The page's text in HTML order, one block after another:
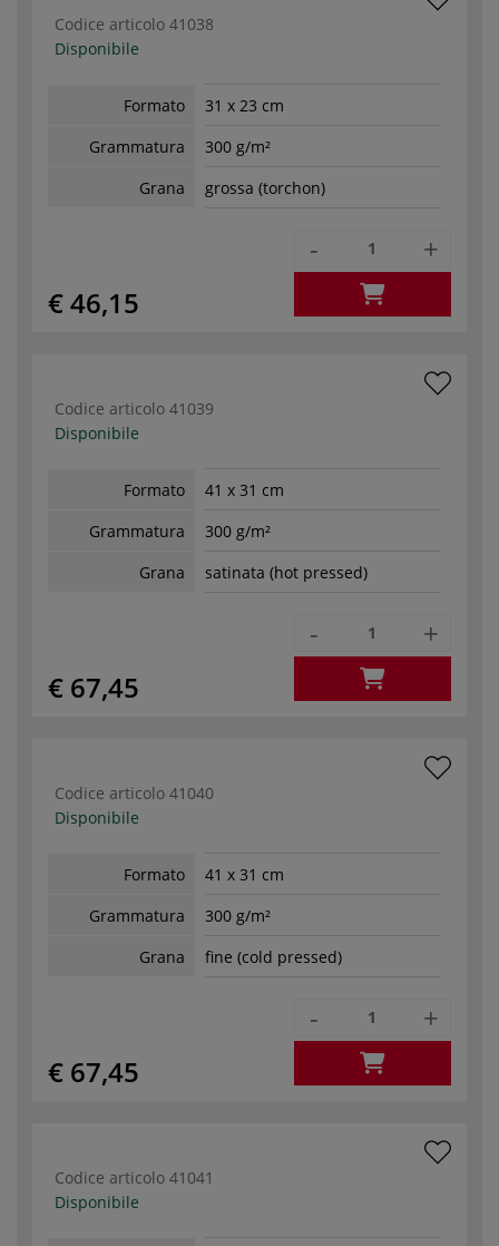
Codice articolo 41038
Disponibile
Formato
31 x 23 cm
Grammatura
300 g/m²
Grana
grossa (torchon)
€ 46,15
- +
Codice articolo 41039
Disponibile
Formato
41 x 31 cm
Grammatura
300 g/m²
Grana
satinata (hot pressed)
€ 67,45
- +
Codice articolo 41040
Disponibile
Formato
41 x 31 cm
Grammatura
300 g/m²
Grana
fine (cold pressed)
€ 67,45
- +
Codice articolo 41041
Disponibile